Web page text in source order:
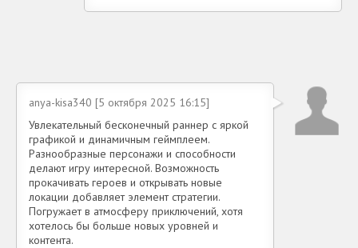
anya-kisa340 [5 октября 2025 16:15]
Увлекательный бесконечный раннер с яркой
графикой и динамичным геймплеем.
Разнообразные персонажи и способности
делают игру интересной. Возможность
прокачивать героев и открывать новые
локации добавляет элемент стратегии.
Погружает в атмосферу приключений, хотя
хотелось бы больше новых уровней и
контента.